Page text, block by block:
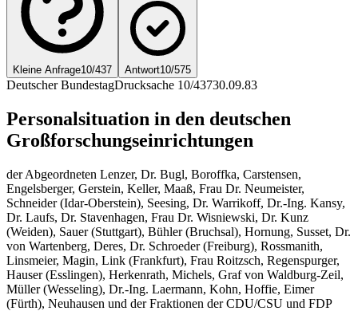
Kleine Anfrage10/437 Antwort10/575
Deutscher BundestagDrucksache 10/43730.09.83
Personalsituation in den deutschen
Großforschungseinrichtungen
der Abgeordneten Lenzer, Dr. Bugl, Boroffka, Carstensen,
Engelsberger, Gerstein, Keller, Maaß, Frau Dr. Neumeister,
Schneider (Idar-Oberstein), Seesing, Dr. Warrikoff, Dr.-Ing. Kansy,
Dr. Laufs, Dr. Stavenhagen, Frau Dr. Wisniewski, Dr. Kunz
(Weiden), Sauer (Stuttgart), Bühler (Bruchsal), Hornung, Susset, Dr.
von Wartenberg, Deres, Dr. Schroeder (Freiburg), Rossmanith,
Linsmeier, Magin, Link (Frankfurt), Frau Roitzsch, Regenspurger,
Hauser (Esslingen), Herkenrath, Michels, Graf von Waldburg-Zeil,
Müller (Wesseling), Dr.-Ing. Laermann, Kohn, Hoffie, Eimer
(Fürth), Neuhausen und der Fraktionen der CDU/CSU und FDP